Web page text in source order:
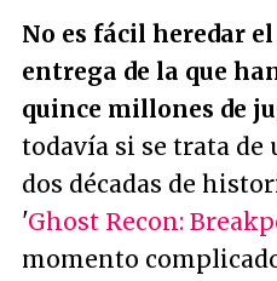
No es fácil heredar
entrega de la que
quince millones de
todavía si se trata de
dos décadas de
'Ghost Recon:
momento